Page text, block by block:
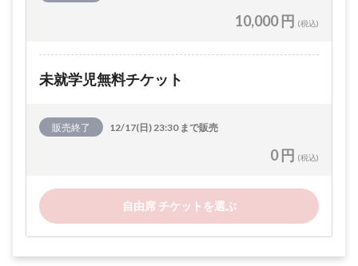
10,000 円 (税込)
未就学児無料チケット
販売終了 12/17(日) 23:30 まで販売
0 円 (税込)
自由席 チケットを選ぶ